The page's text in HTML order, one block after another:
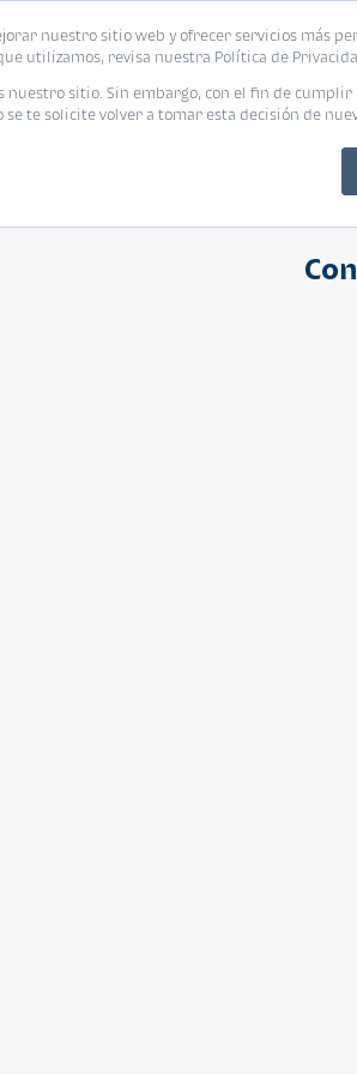
nuestro sitio web y ofrecer servicios más
utilizamos, revisa nuestra Política de
sitio. Sin embargo, con el fin de cumplir
te solicite volver a tomar esta decisión de
Promociones Blog